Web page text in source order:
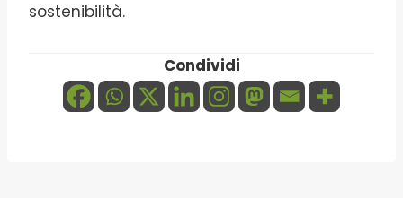
sostenibilità.
Condividi